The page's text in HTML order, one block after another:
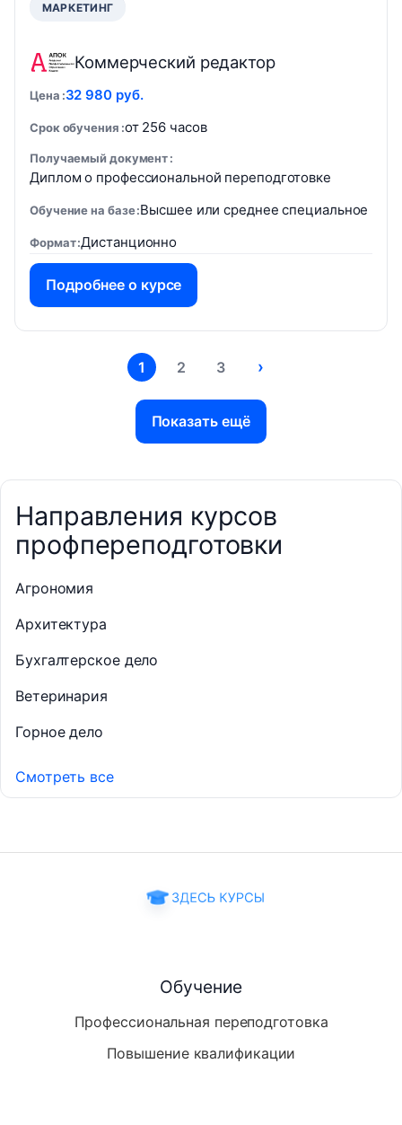
МАРКЕТИНГ
Коммерческий редактор
Цена 32 980 руб.
Срок обучения от 256 часов
Получаемый документ
Диплом о профессиональной переподготовке
Обучение на базе Высшее или среднее специальное
Формат Дистанционно
Подробнее о курсе
1 2 3 ›
Показать ещё
Направления курсов
профпереподготовки
Агрономия
Архитектура
Бухгалтерское дело
Ветеринария
Горное дело
Смотреть все
Обучение
Профессиональная переподготовка
Повышение квалификации